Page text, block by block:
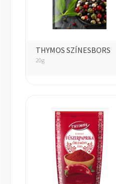
THYMOS SZÍNESBORS
20g